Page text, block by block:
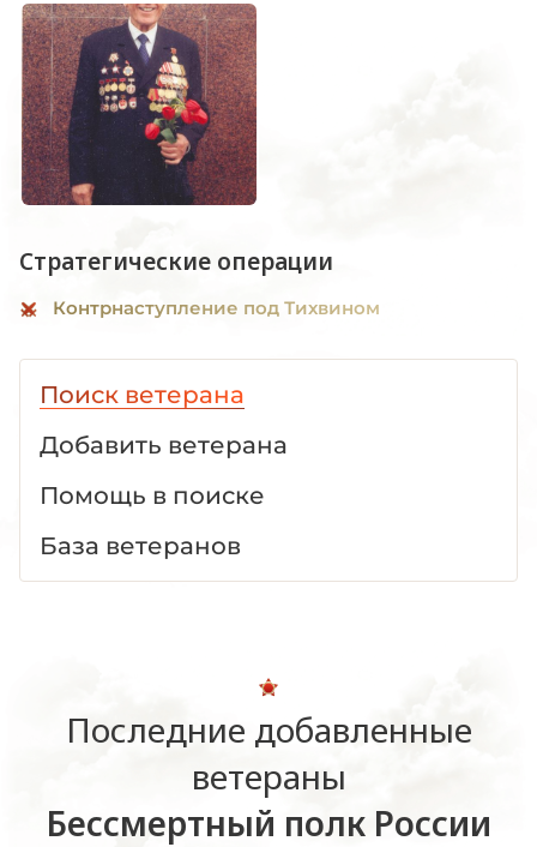
Стратегические операции
Контрнаступление под Тихвином
Поиск ветерана
Добавить ветерана
Помощь в поиске
База ветеранов
Последние добавленные
ветераны
Бессмертный полк России